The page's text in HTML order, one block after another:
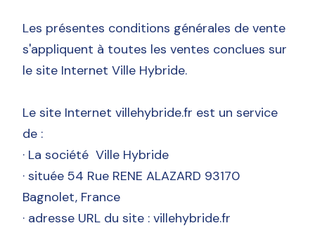
Les présentes conditions générales de vente
s'appliquent à toutes les ventes conclues sur
le site Internet Ville Hybride.
Le site Internet villehybride.fr est un service
de :
· La société Ville Hybride
· située 54 Rue RENE ALAZARD 93170
Bagnolet, France
· adresse URL du site : villehybride.fr